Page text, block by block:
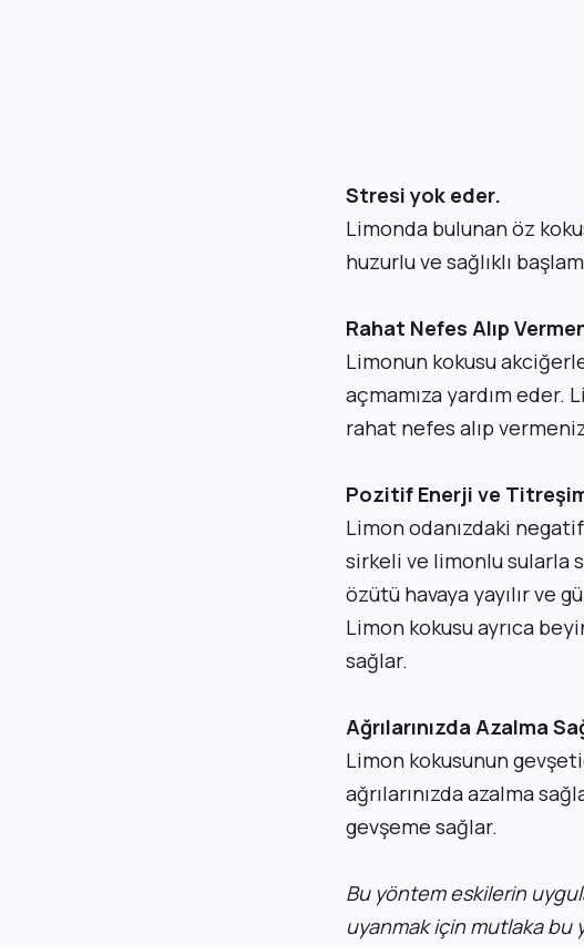
Stresi yok eder.
Limonda bulunan öz
huzurlu ve sağlıklı
Rahat Nefes Alıp
Limonun kokusu
açmamıza yardım eder.
rahat nefes alıp
Pozitif Enerji ve
Limon odanızdaki
sirkeli ve limonlu sularla
özütü havaya yayılır ve
Limon kokusu ayrıca
sağlar.
Ağrılarınızda Azalma
Limon kokusunun
ağrılarınızda azalma
gevşeme sağlar.
Bu yöntem eskilerin
uyanmak için mutlaka bu